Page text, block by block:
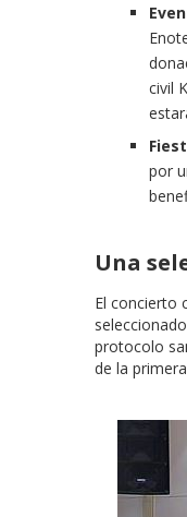
civil
por
Una
El concierto
protocolo
de la